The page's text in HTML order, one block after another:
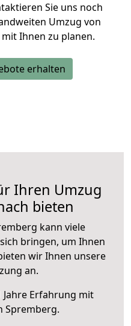
Sie uns noch
Umzug von
Ihnen zu planen.
erhalten
Ihren Umzug
bieten
kann viele
bringen, um Ihnen
wir Ihnen unsere
an.
Jahre Erfahrung mit
Spremberg.